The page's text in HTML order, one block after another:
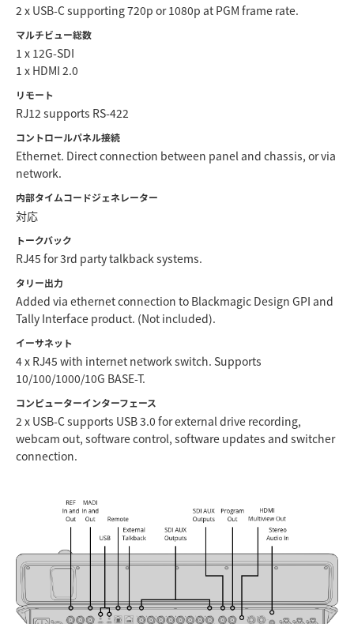
2 x USB-C supporting 720p or 1080p at PGM frame rate.
マルチビュー総数
1 x 12G-SDI
1 x HDMI 2.0
リモート
RJ12 supports RS-422
コントロールパネル接続
Ethernet. Direct connection between panel and chassis, or via
network.
内部タイムコードジェネレーター
対応
トークバック
RJ45 for 3rd party talkback systems.
タリー出力
Added via ethernet connection to Blackmagic Design GPI and
Tally Interface product. (Not included).
イーサネット
4 x RJ45 with internet network switch. Supports
10/100/1000/10G BASE-T.
コンピューターインターフェース
2 x USB-C supports USB 3.0 for external drive recording,
webcam out, software control, software updates and switcher
connection.